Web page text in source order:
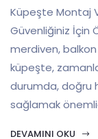
Küpeşte Montaj
Güvenliğiniz İçin
merdiven, balkon
küpeşte,
durumda, doğru
sağlamak
DEVAMINI OKU